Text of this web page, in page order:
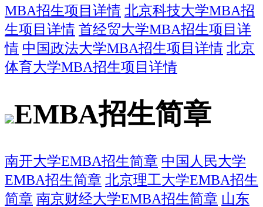
MBA招生项目详情 北京科技大学MBA招
生项目详情 首经贸大学MBA招生项目详
情 中国政法大学MBA招生项目详情 北京
体育大学MBA招生项目详情
EMBA招生简章
南开大学EMBA招生简章 中国人民大学
EMBA招生简章 北京理工大学EMBA招生
简章 南京财经大学EMBA招生简章 山东